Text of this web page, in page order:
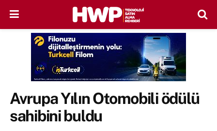
Avrupa Yılın Otomobili ödülü
sahibini buldu